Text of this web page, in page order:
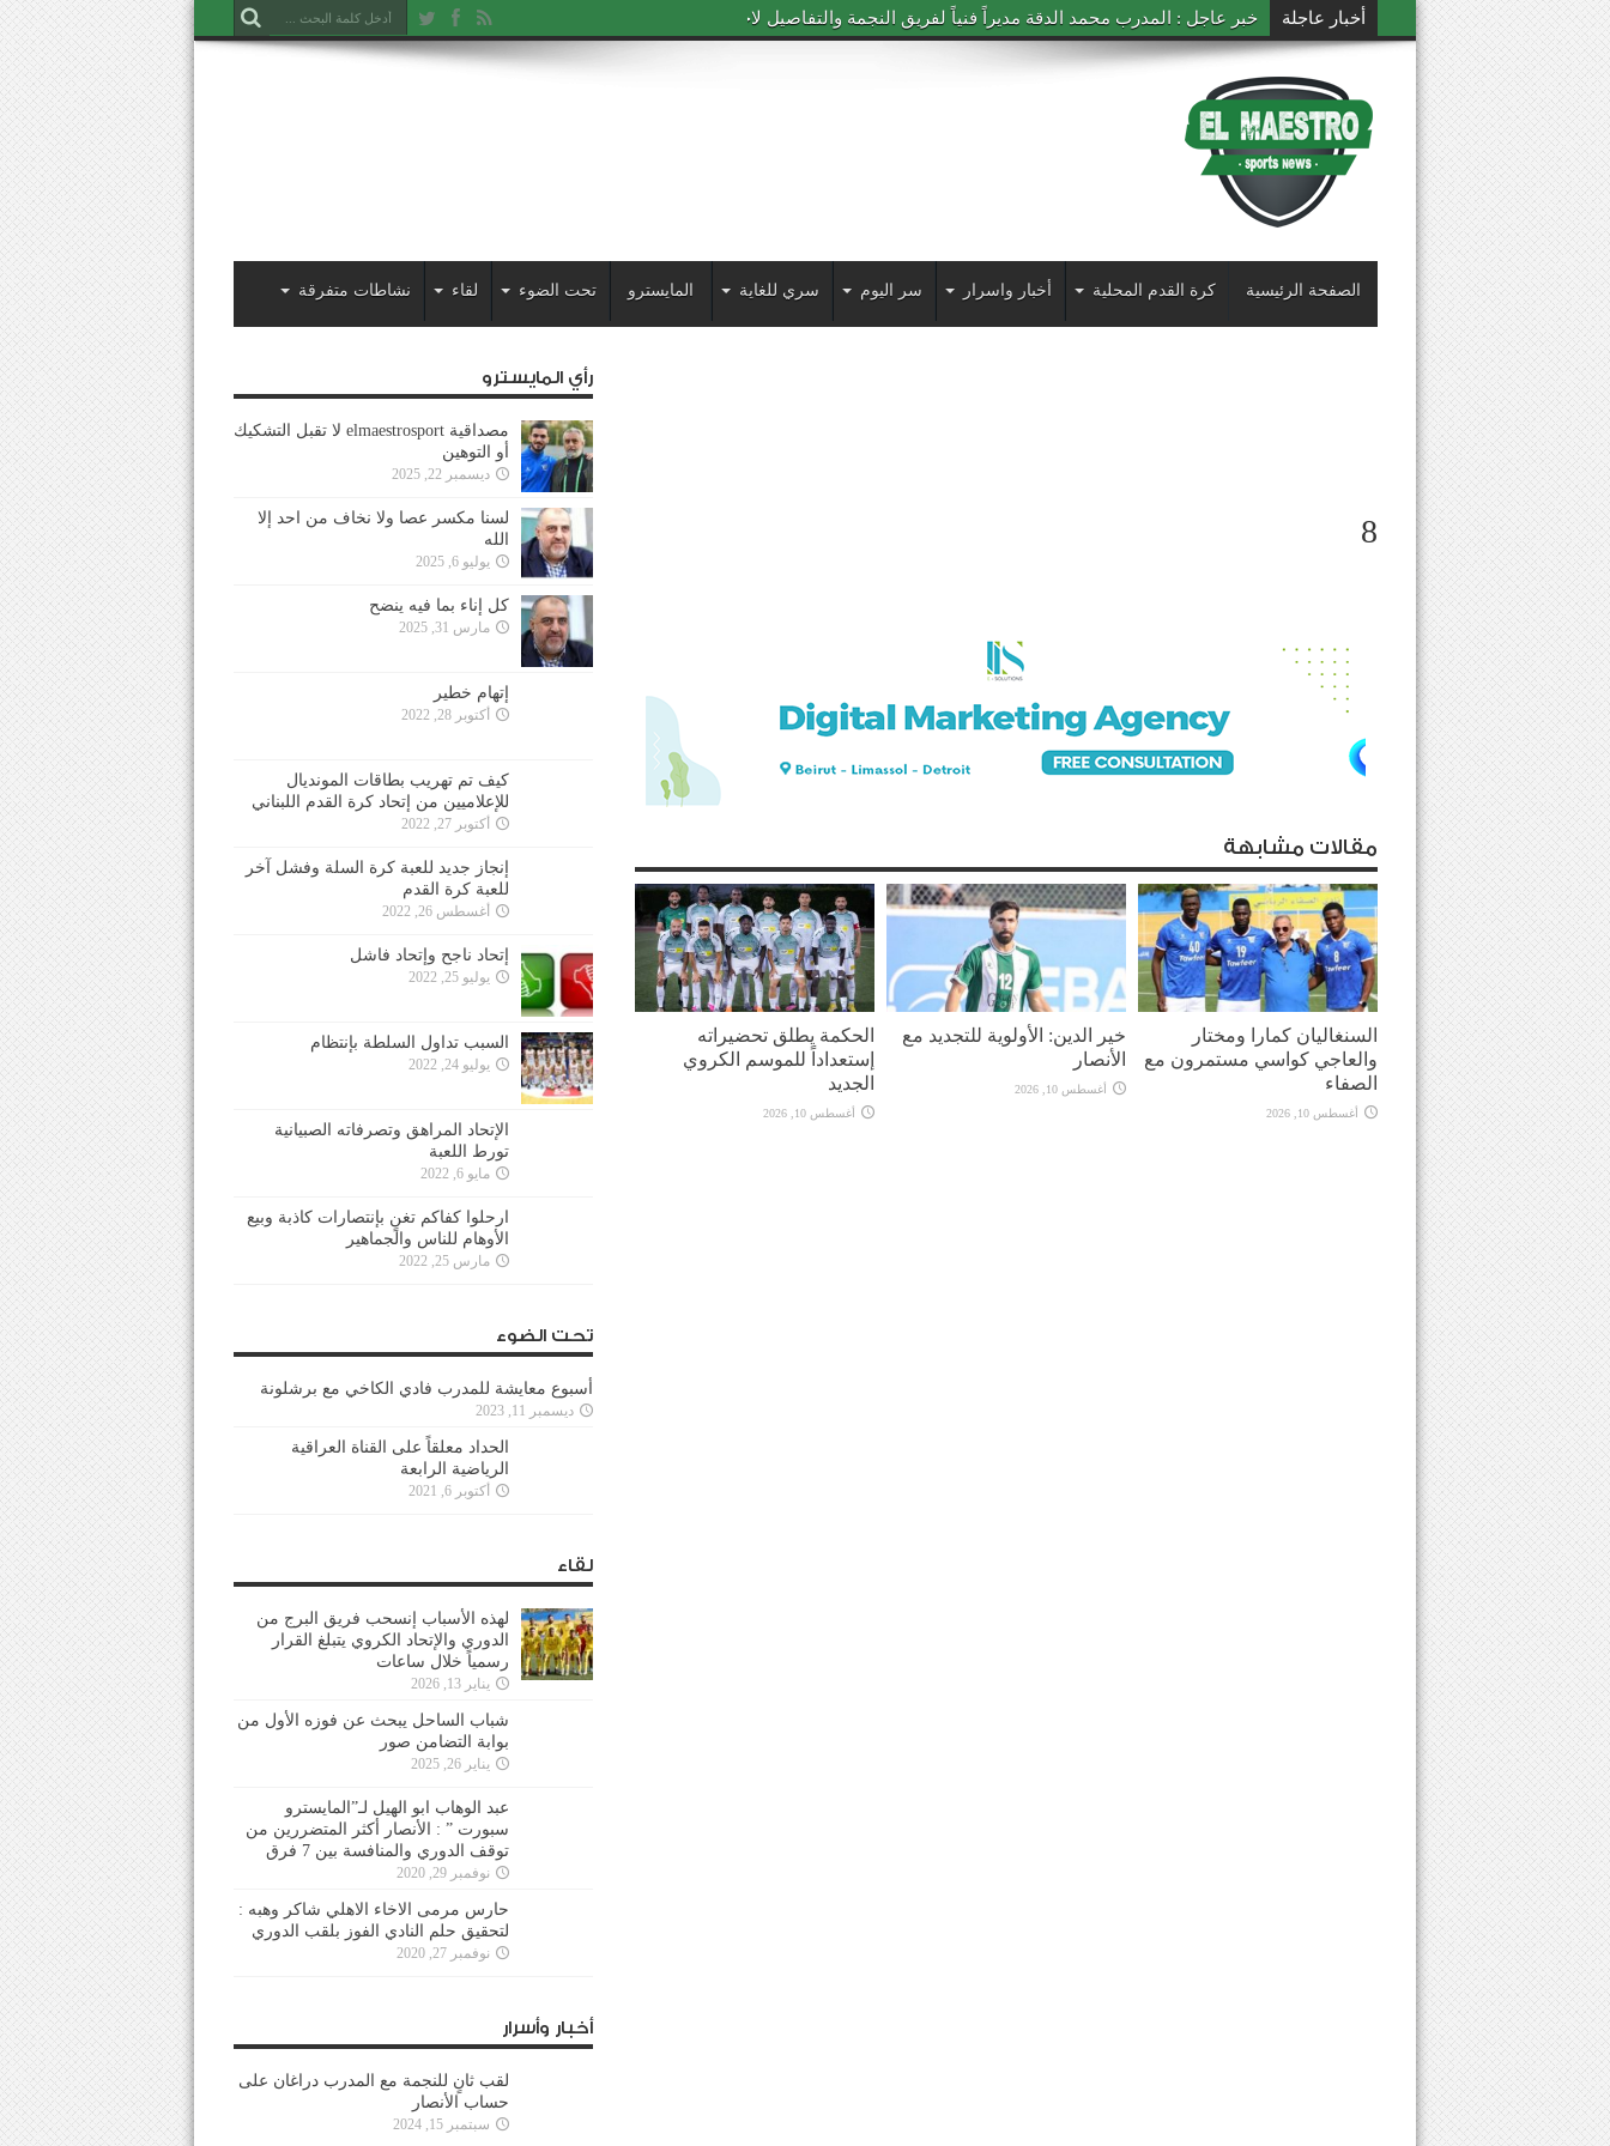
أخبار عاجلة خبر عاجل : المدرب محمد الدقة مديراً فنياً لفريق النجمة والتفاصيل لاحقاً
الصفحة الرئيسية كرة القدم المحلية أخبار واسرار سر اليوم سري للغاية المايسترو تحت الضوء لقاء نشاطات متفرقة
8
مقالات مشابهة
السنغاليان كمارا ومختار
والعاجي كواسي مستمرون مع
الصفاء
أغسطس 10, 2026
خير الدين: الأولوية للتجديد مع
الأنصار
أغسطس 10, 2026
الحكمة يطلق تحضيراته
إستعداداً للموسم الكروي
الجديد
أغسطس 10, 2026
رأي المايسترو
مصداقية elmaestrosport لا تقبل التشكيك
أو التوهين
ديسمبر 22, 2025
لسنا مكسر عصا ولا نخاف من احد إلا
الله
يوليو 6, 2025
كل إناء بما فيه ينضح
مارس 31, 2025
إتهام خطير
أكتوبر 28, 2022
كيف تم تهريب بطاقات المونديال
للإعلاميين من إتحاد كرة القدم اللبناني
أكتوبر 27, 2022
إنجاز جديد للعبة كرة السلة وفشل آخر
للعبة كرة القدم
أغسطس 26, 2022
إتحاد ناجح وإتحاد فاشل
يوليو 25, 2022
السبب تداول السلطة بإنتظام
يوليو 24, 2022
الإتحاد المراهق وتصرفاته الصبيانية
تورط اللعبة
مايو 6, 2022
ارحلوا كفاكم تغنٍ بإنتصارات كاذبة وبيع
الأوهام للناس والجماهير
مارس 25, 2022
تحت الضوء
أسبوع معايشة للمدرب فادي الكاخي مع برشلونة
ديسمبر 11, 2023
الحداد معلقاً على القناة العراقية
الرياضية الرابعة
أكتوبر 6, 2021
لقاء
لهذه الأسباب إنسحب فريق البرج من
الدوري والإتحاد الكروي يتبلغ القرار
رسمياً خلال ساعات
يناير 13, 2026
شباب الساحل يبحث عن فوزه الأول من
بوابة التضامن صور
يناير 26, 2025
عبد الوهاب ابو الهيل لـ”المايسترو
سبورت ” : الأنصار أكثر المتضررين من
توقف الدوري والمنافسة بين 7 فرق
نوفمبر 29, 2020
حارس مرمى الاخاء الاهلي شاكر وهبه :
لتحقيق حلم النادي الفوز بلقب الدوري
نوفمبر 27, 2020
أخبار وأسرار
لقب ثانٍ للنجمة مع المدرب دراغان على
حساب الأنصار
سبتمبر 15, 2024